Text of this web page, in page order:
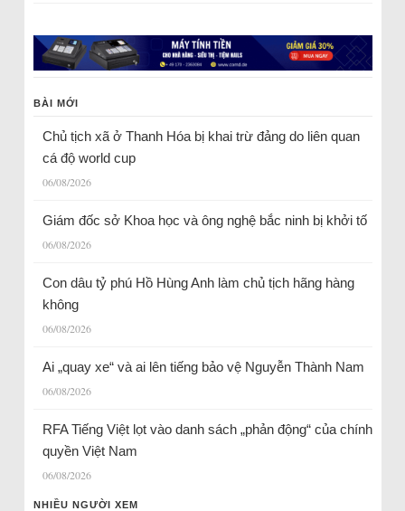
BÀI MỚI
Chủ tịch xã ở Thanh Hóa bị khai trừ đảng do liên quan
cá độ world cup
06/08/2026
Giám đốc sở Khoa học và ông nghệ bắc ninh bị khởi tố
06/08/2026
Con dâu tỷ phú Hồ Hùng Anh làm chủ tịch hãng hàng
không
06/08/2026
Ai „quay xe“ và ai lên tiếng bảo vệ Nguyễn Thành Nam
06/08/2026
RFA Tiếng Việt lọt vào danh sách „phản động“ của chính
quyền Việt Nam
06/08/2026
NHIỀU NGƯỜI XEM